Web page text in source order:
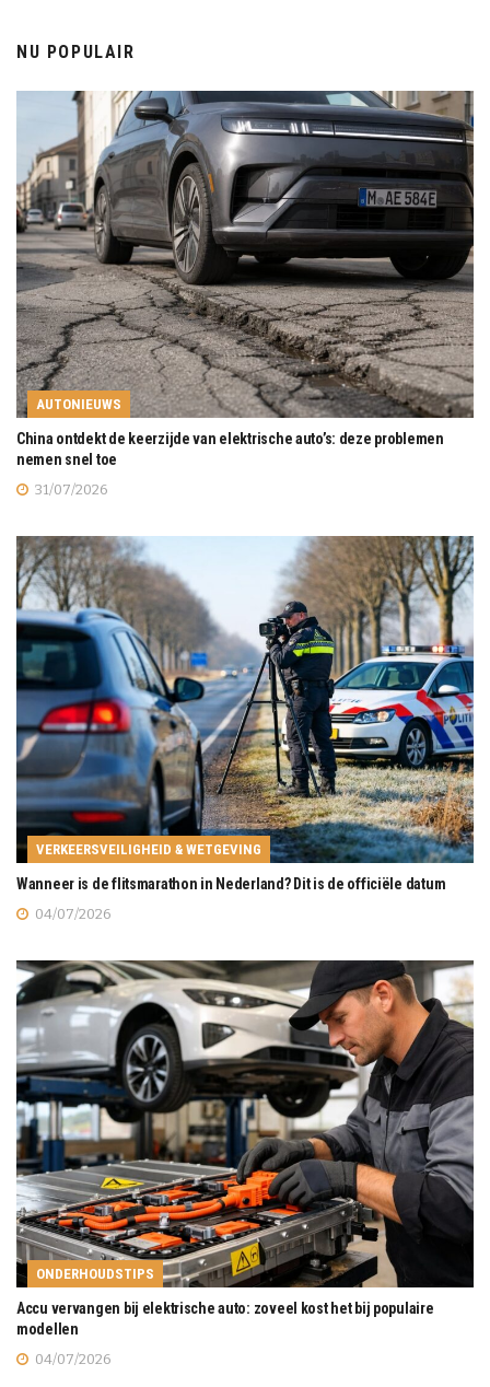
NU POPULAIR
AUTONIEUWS
China ontdekt de keerzijde van elektrische auto’s: deze problemen
nemen snel toe
31/07/2026
VERKEERSVEILIGHEID & WETGEVING
Wanneer is de flitsmarathon in Nederland? Dit is de officiële datum
04/07/2026
ONDERHOUDSTIPS
Accu vervangen bij elektrische auto: zoveel kost het bij populaire
modellen
04/07/2026